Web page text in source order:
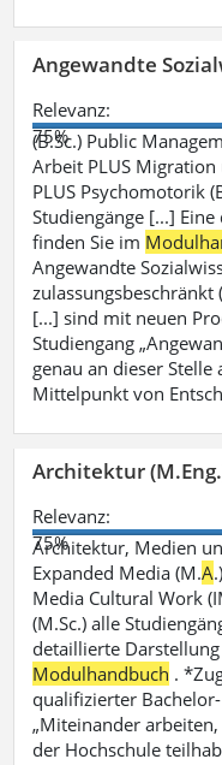
Angewandte
Relevanz:
75%
(B.Sc.) Public
Arbeit PLUS
PLUS Psychomotorik
Studiengänge [...]
finden Sie im
Angewandte
zulassungsbeschränkt
[...] sind mit neuen
Studiengang
genau an dieser
Mittelpunkt von
Architektur
Relevanz:
75%
Architektur, Medien
Expanded Media (M.A
Media Cultural Work
(M.Sc.) alle
detaillierte
Modulhandbuch .
qualifizierter
„Miteinander
der Hochschule